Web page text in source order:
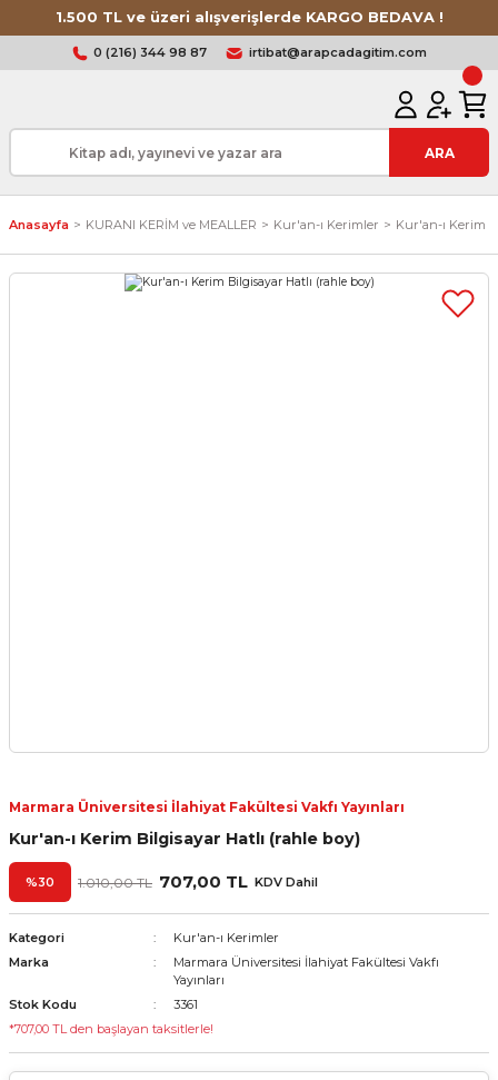
1.500 TL ve üzeri alışverişlerde KARGO BEDAVA !
0 (216) 344 98 87 irtibat@arapcadagitim.com
ARA
Anasayfa KURANI KERİM ve MEALLER Kur'an-ı Kerimler Kur'an-ı Kerim
Marmara Üniversitesi İlahiyat Fakültesi Vakfı Yayınları
Kur'an-ı Kerim Bilgisayar Hatlı (rahle boy)
%30 1.010,00 TL 707,00 TL KDV Dahil
Kategori
Kur'an-ı Kerimler
Marka
Marmara Üniversitesi İlahiyat Fakültesi Vakfı
Yayınları
Stok Kodu
3361
*707,00 TL den başlayan taksitlerle!